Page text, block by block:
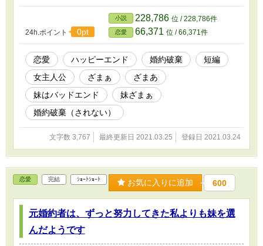
24h.ポイント 0pt
小説 228,786 位 / 228,786件
恋愛 66,371 位 / 66,371件
恋愛 ハッピーエンド 婚約破棄
短編
女主人公
ざまぁ
ざまあ
妹はバッドエンド
妹ざまぁ
婚約破棄（されない）
文字数 3,767 最終更新日 2021.03.25 登録日 2021.03.24
恋愛 完結 ｼｮｰﾄｼｮｰﾄ お気に入りに追加 600
元婚約者は、ずっと努力してきた私よりも妹を選
んだようです